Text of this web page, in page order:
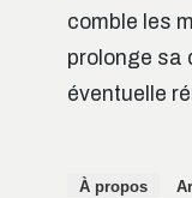
comble les
prolonge sa
éventuelle
À propos